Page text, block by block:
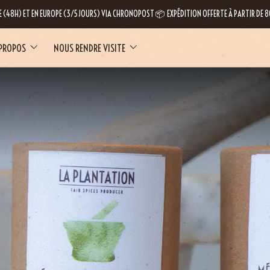
(48H) ET EN EUROPE (3/5 JOURS) VIA CHRONOPOST 📦 EXPÉDITION OFFERTE À PARTIR
NOUS RENDRE VISITE